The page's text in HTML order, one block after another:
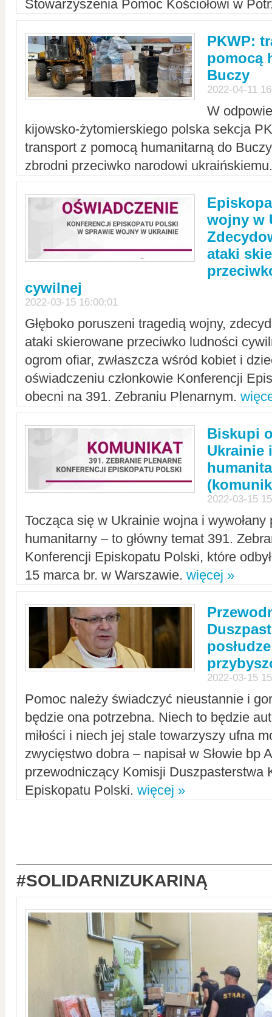
Stowarzyszenia Pomoc Kościołowi w
PKWP:
pomocą
Buczy
2022-04-11
W
kijowsko-żytomierskiego polska sekcja
transport z pomocą humanitarną do
zbrodni przeciwko narodowi
wojny w
ataki
cywilnej
2022-03-15 16:00:01
Głęboko poruszeni tragedią wojny,
ataki skierowane przeciwko ludności
ogrom ofiar, zwłaszcza wśród kobiet i
oświadczeniu członkowie Konferencji
obecni na 391. Zebraniu Plenarnym.
Biskupi
Ukrainie
2022-03-15
Tocząca się w Ukrainie wojna i
humanitarny – to główny temat 391.
Konferencji Episkopatu Polski, które
15 marca br. w Warszawie. więcej »
2022-03-15
Pomoc należy świadczyć nieustannie i
będzie ona potrzebna. Niech to będzie
miłości i niech jej stale towarzyszy ufna
zwycięstwo dobra – napisał w Słowie bp
przewodniczący Komisji Duszpasterstwa
Episkopatu Polski. więcej »
#SOLIDARNIZUKARINĄ